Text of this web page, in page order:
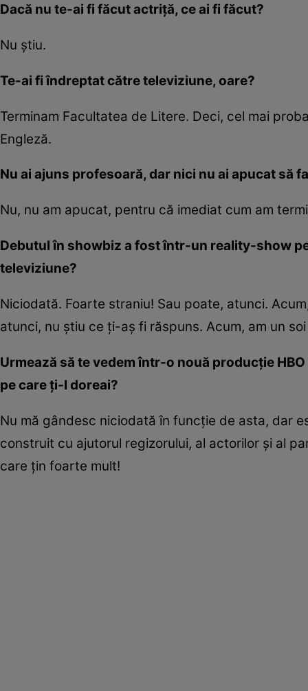
Dacă nu te-ai fi făcut actriță, ce ai fi făcut?
Nu știu.
Te-ai fi îndreptat către televiziune, oare?
Terminam Facultatea de Litere. Deci, cel mai
Engleză.
Nu ai ajuns profesoară, dar nici nu ai apucat să
Nu, nu am apucat, pentru că imediat cum am
Debutul în showbiz a fost într-un reality-show
televiziune?
Niciodată. Foarte straniu! Sau poate, atunci.
atunci, nu știu ce ți-aș fi răspuns. Acum, am un
Urmează să te vedem într-o nouă producție
pe care ți-l doreai?
Nu mă gândesc niciodată în funcție de asta, dar
construit cu ajutorul regizorului, al actorilor și al
care țin foarte mult!